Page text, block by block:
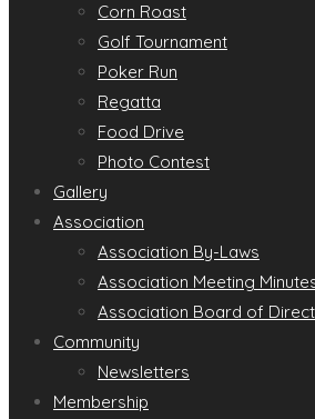
Corn Roast
Golf Tournament
Poker Run
Regatta
Food Drive
Photo Contest
Gallery
Association
Association By-Laws
Association Meeting
Association Board of
Community
Newsletters
Membership